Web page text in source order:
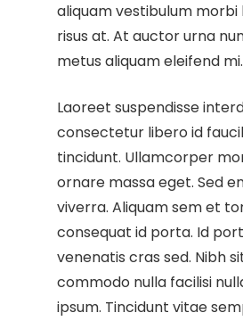
aliquam vestibulum morbi
risus at. At auctor urna
metus aliquam eleifend mi.
Laoreet suspendisse
consectetur libero id
tincidunt. Ullamcorper
ornare massa eget. Sed
viverra. Aliquam sem et
consequat id porta. Id
venenatis cras sed. Nibh
commodo nulla facilisi
ipsum. Tincidunt vitae